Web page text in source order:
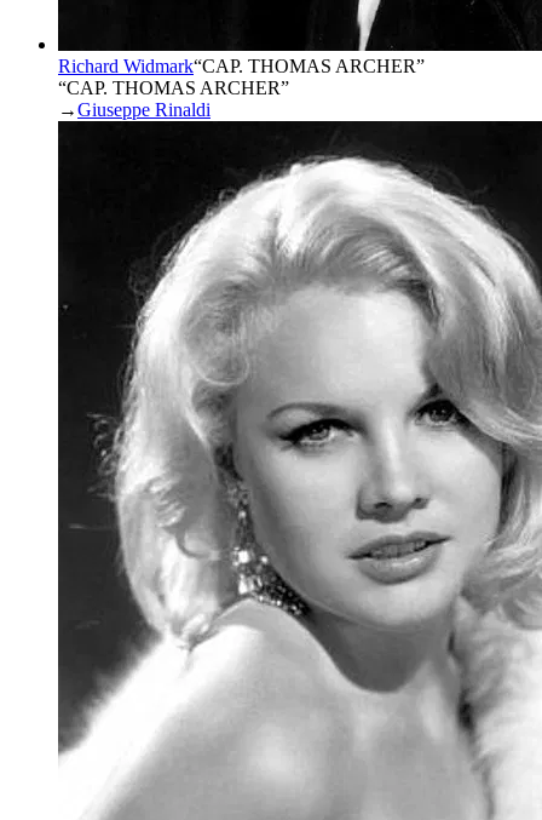
Richard Widmark“CAP. THOMAS ARCHER”
“CAP. THOMAS ARCHER”
→Giuseppe Rinaldi